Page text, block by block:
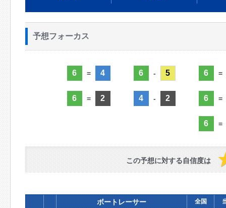
予想フォーカス
6 = 4
6 = 2
6 - 5
4 - 2
6 =
6 =
6 =
この予想に対する自信度は
ボートレーサー 全国